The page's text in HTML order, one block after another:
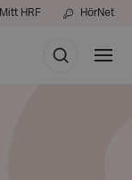
Mitt HRF HörNet
Sök
Visa
meny